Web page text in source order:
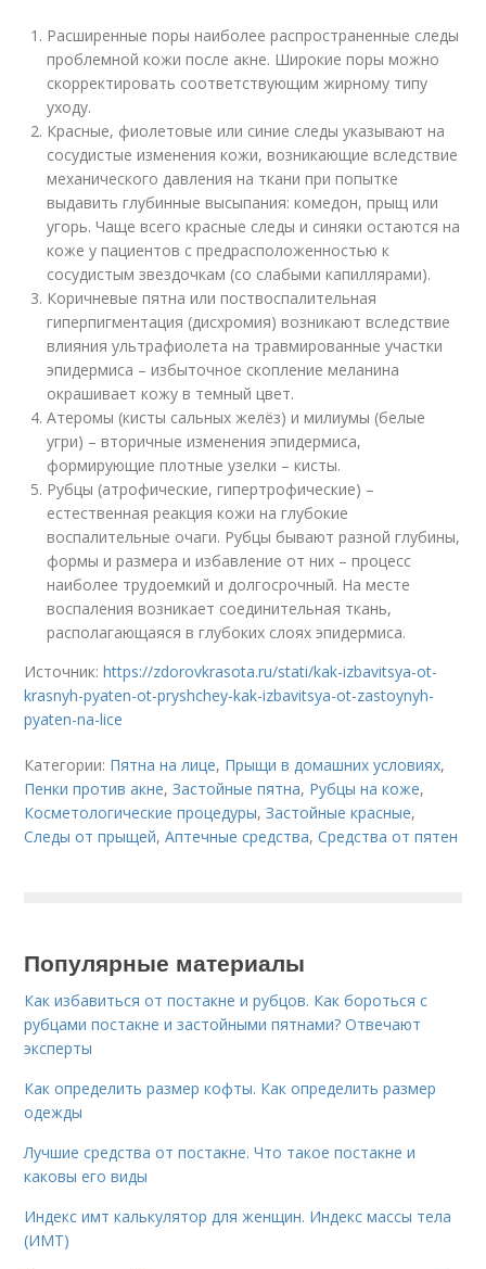
Расширенные поры наиболее распространенные следы
проблемной кожи после акне. Широкие поры можно
скорректировать соответствующим жирному типу
уходу.
Красные, фиолетовые или синие следы указывают на
сосудистые изменения кожи, возникающие вследствие
механического давления на ткани при попытке
выдавить глубинные высыпания: комедон, прыщ или
угорь. Чаще всего красные следы и синяки остаются на
коже у пациентов с предрасположенностью к
сосудистым звездочкам (со слабыми капиллярами).
Коричневые пятна или поствоспалительная
гиперпигментация (дисхромия) возникают вследствие
влияния ультрафиолета на травмированные участки
эпидермиса – избыточное скопление меланина
окрашивает кожу в темный цвет.
Атеромы (кисты сальных желёз) и милиумы (белые
угри) – вторичные изменения эпидермиса,
формирующие плотные узелки – кисты.
Рубцы (атрофические, гипертрофические) –
естественная реакция кожи на глубокие
воспалительные очаги. Рубцы бывают разной глубины,
формы и размера и избавление от них – процесс
наиболее трудоемкий и долгосрочный. На месте
воспаления возникает соединительная ткань,
располагающаяся в глубоких слоях эпидермиса.
Источник:https://zdorovkrasota.ru/stati/kak-izbavitsya-ot-
krasnyh-pyaten-ot-pryshchey-kak-izbavitsya-ot-zastoynyh-
pyaten-na-lice
Категории: Пятна на лице, Прыщи в домашних условиях,
Пенки против акне,Застойные пятна, Рубцы на коже,
Косметологические процедуры,Застойные красные,
Следы от прыщей,Аптечные средства,Средства от пятен
Популярные материалы
Как избавиться от постакне и рубцов. Как бороться с
рубцами постакне и застойными пятнами? Отвечают
эксперты
Как определить размер кофты. Как определить размер
одежды
Лучшие средства от постакне. Что такое постакне и
каковы его виды
Индекс имт калькулятор для женщин. Индекс массы тела
(ИМТ)